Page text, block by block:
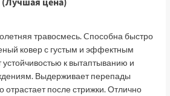
травосмесь. Cпособна быстро
ковер с густым и эффектным
к вытаптыванию и
Выдерживает перепады
после стрижки. Отлично